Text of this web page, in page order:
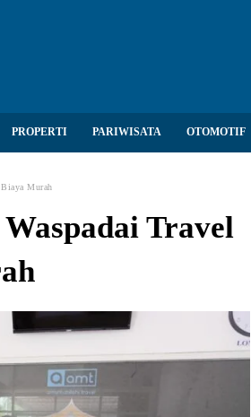
PROPERTI PARIWISATA OTOMOTIF
Murah
Travel